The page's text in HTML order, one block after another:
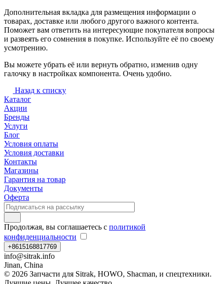
Дополнительная вкладка для размещения информации о
товарах, доставке или любого другого важного контента.
Поможет вам ответить на интересующие покупателя вопросы
и развеять его сомнения в покупке. Используйте её по своему
усмотрению.
Вы можете убрать её или вернуть обратно, изменив одну
галочку в настройках компонента. Очень удобно.
Назад к списку
Каталог
Акции
Бренды
Услуги
Блог
Условия оплаты
Условия доставки
Контакты
Магазины
Гарантия на товар
Документы
Оферта
Продолжая, вы соглашаетесь с политикой
конфиденциальности
+8615168817769
info@sitrak.info
Jinan, China
© 2026 Запчасти для Sitrak, HOWO, Shacman, и спецтехники.